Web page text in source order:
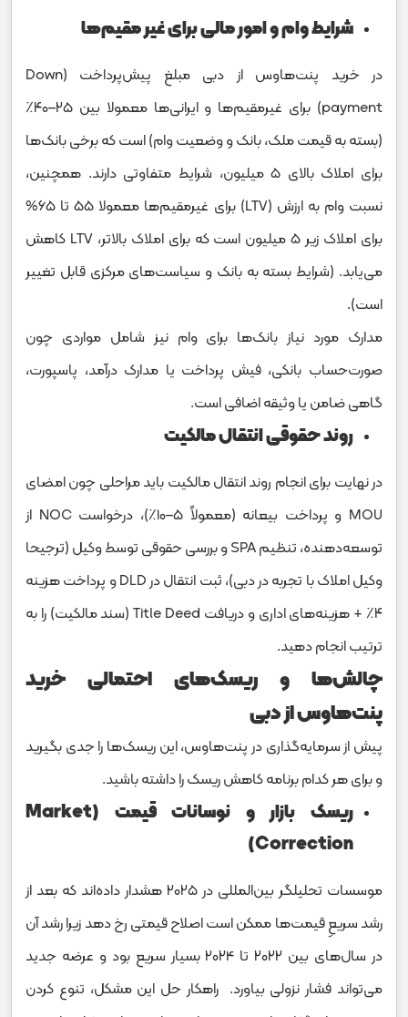
شرایط وام و امور مالی برای غیر مقیم‌ها
در خرید پنت‌هاوس از دبی مبلغ پیش‌پرداخت (Down
payment) برای غیرمقیم‌ها و ایرانی‌ها معمولا بین ۲۵–۴۰٪
(بسته به قیمت ملک، بانک و وضعیت وام) است که برخی بانک‌ها
برای املاک بالای ۵ میلیون، شرایط متفاوتی دارند. همچنین،
نسبت وام به ارزش (LTV) برای غیرمقیم‌ها معمولا 55 تا 65%
برای املاک زیر 5 میلیون است که برای املاک بالاتر، LTV کاهش
می‌یابد. (شرایط بسته به بانک و سیاست‌های مرکزی قابل تغییر
است).
مدارک مورد نیاز بانک‌ها برای وام نیز شامل مواردی چون
صورت‌حساب بانکی، فیش پرداخت یا مدارک درآمد، پاسپورت،
گاهی ضامن یا وثیقه اضافی است.
روند حقوقی انتقال مالکیت
در نهایت برای انجام روند انتقال مالکیت باید مراحلی چون امضای
MOU و پرداخت بیعانه (معمولاً ۵–۱۰٪)، درخواست NOC از
توسعه‌دهنده، تنظیم SPA و بررسی حقوقی توسط وکیل (ترجیحا
وکیل املاک با تجربه در دبی)، ثبت انتقال در DLD و پرداخت هزینه
۴٪ + هزینه‌های اداری و دریافت Title Deed (سند مالکیت) را به
ترتیب انجام دهید.
چالش‌ها و ریسک‌های احتمالی خرید
پنت‌هاوس از دبی
پیش از سرمایه‌گذاری در پنت‌هاوس، این ریسک‌ها را جدی بگیرید
و برای هر کدام برنامه کاهش ریسک را داشته باشید.
ریسک بازار و نوسانات قیمت (Market
Correction)
موسسات تحلیلگر بین‌المللی در ۲۰۲۵ هشدار داده‌اند که بعد از
رشد سریعِ قیمت‌ها ممکن است اصلاح قیمتی رخ دهد زیرا رشد آن
در سال‌های بین ۲۰۲۲ تا ۲۰۲4 بسیار سریع بود و عرضه جدید
می‌تواند فشار نزولی بیاورد. راهکار حل این مشکل، تنوع کردن